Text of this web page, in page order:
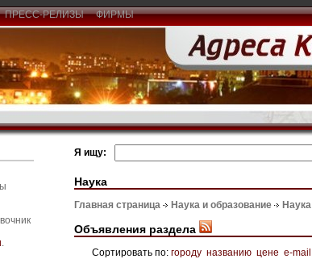
ПРЕСС-РЕЛИЗЫ ФИРМЫ
.
Я ищу:
Наука
Главная страница Наука и образование Наука
Объявления раздела
Сортировать по: городу названию цене e-mail